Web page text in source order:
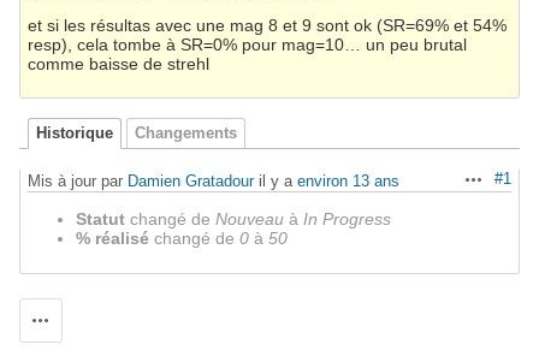
et si les résultas avec une mag 8 et 9 sont ok (SR=69% et 54%
resp), cela tombe à SR=0% pour mag=10… un peu brutal
comme baisse de strehl
Historique Changements
Actions
#1
Mis à jour par Damien Gratadouril y a environ 13 ans
Statut changé de Nouveau à In Progress
% réalisé changé de 0 à 50